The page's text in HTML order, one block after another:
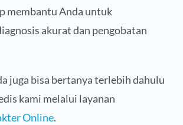
membantu Anda untuk
akurat dan pengobatan
juga bisa bertanya terlebih dahulu
kami melalui layanan
Online.